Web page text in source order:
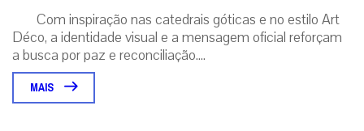
Com inspiração nas catedrais góticas e no estilo Art
Déco, a identidade visual e a mensagem oficial reforçam
a busca por paz e reconciliação....
MAIS